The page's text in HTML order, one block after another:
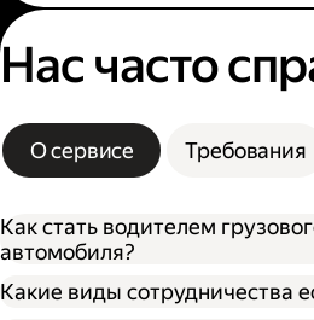
Нас часто
О сервисе Требования
Как стать водителем
автомобиля?
Какие виды сотрудничества